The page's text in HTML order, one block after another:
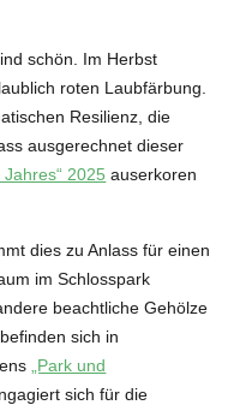
schön. Im Herbst
roten Laubfärbung.
Resilienz, die
ausgerechnet dieser
Jahres“ 2025 auserkoren
dies zu Anlass für einen
im Schlosspark
beachtliche Gehölze
sich in
„Park und
sich für die